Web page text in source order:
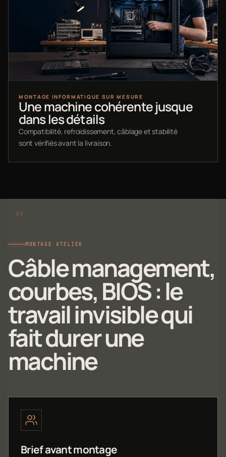
MONTAGE INFORMATIQUE SUR MESURE
Une machine cohérente jusque
dans les détails
Compatibilité, refroidissement, câblage et stabilité
sont vérifiés avant la livraison.
MONTAGE ATELIER
Câble management,
courbes, BIOS : le
travail invisible qui
fait durer une
machine
Brief avant montage